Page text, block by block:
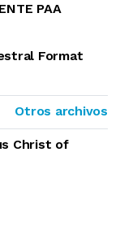
PAA
Format
Otros archivos
Christ of